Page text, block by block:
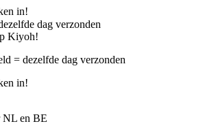
in!
dag verzonden
Kiyoh!
= dezelfde dag verzonden
in!
NL en BE